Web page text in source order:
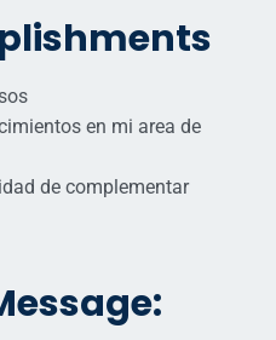
en mi area de
de complementar